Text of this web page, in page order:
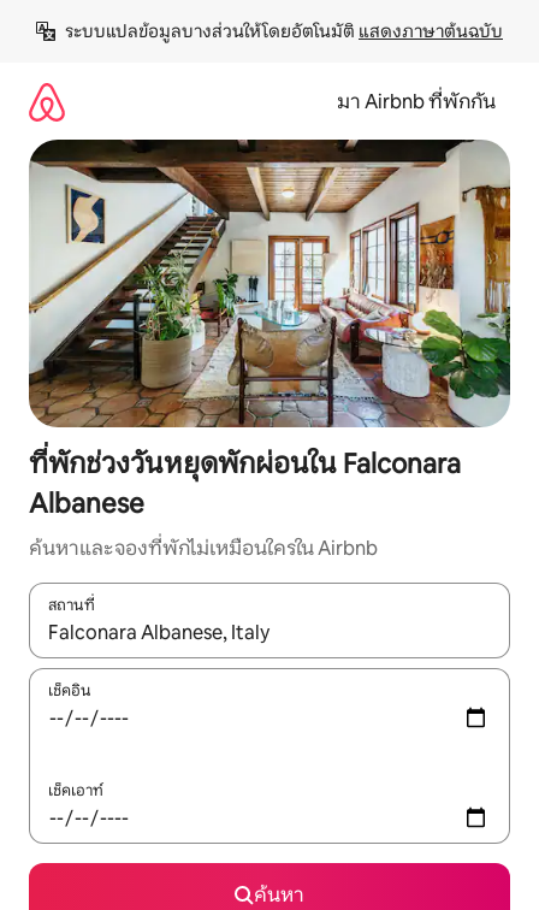
เนื้อหา
ระบบแปลข้อมูลบางส่วนให้โดยอัตโนมัติ แสดงภาษาต้นฉบับ
มา Airbnb ที่พักกัน
ที่พักช่วงวันหยุดพักผ่อนใน Falconara
Albanese
ค้นหาและจองที่พักไม่เหมือนใครใน Airbnb
สถานที่
ใช้ลูกศรขึ้นลง หรือใช้การสัมผัสหรือปัด เพื่อสำรวจผลการค้นหา
เช็คอิน
เช็คเอาท์
ค้นหา